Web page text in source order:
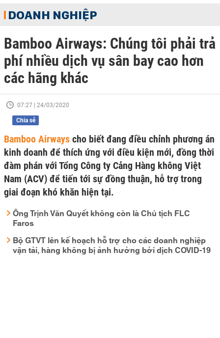
DOANH NGHIỆP
Bamboo Airways: Chúng tôi phải trả
phí nhiều dịch vụ sân bay cao hơn
các hãng khác
07:27 | 24/03/2020
Chia sẻ
Bamboo Airways cho biết đang điều chỉnh phương án
kinh doanh để thích ứng với điều kiện mới, đồng thời
đàm phán với Tổng Công ty Cảng Hàng không Việt
Nam (ACV) để tiến tới sự đồng thuận, hỗ trợ trong
giai đoạn khó khăn hiện tại.
Ông Trịnh Văn Quyết không còn là Chủ tịch FLC
Faros
Bộ GTVT lên kế hoạch hỗ trợ cho các doanh nghiệp
vận tải, hàng không bị ảnh hưởng bởi dịch COVID-19